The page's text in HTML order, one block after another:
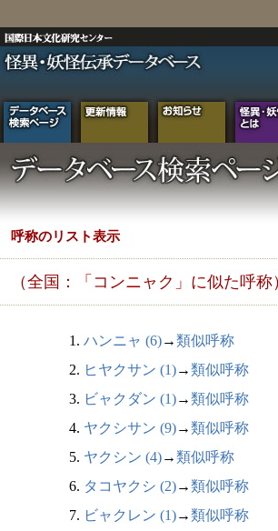
呼称のリスト表示
（全国：「コンニャク」に似た呼称
1. ハンニャ (6)→類似呼称
2. ヒヤクサン (1)→類似呼称
3. ビャクダン (1)→類似呼称
4. ヤクシサン (9)→類似呼称
5. ヤクシン (4)→類似呼称
6. タコヤクシ (2)→類似呼称
7. ビャクレン (1)→類似呼称